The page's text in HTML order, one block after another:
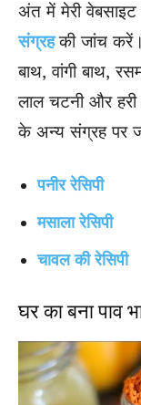
अंत में मेरी
संग्रहकी जांच
बाथ, वांगी बाथ,
लाल चटनी और
के अन्य संग्रह पर
पनीर रेसिपी
मसाला रेसिपी
चावल की रेसिपी
घर का बना पाव